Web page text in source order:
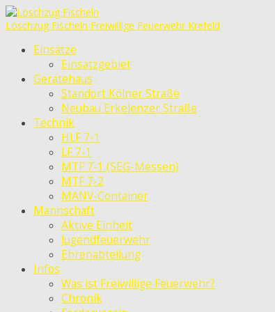
Löschzug Fischeln Freiwillige Feuerwehr Krefeld
Einsätze
Einsatzgebiet
Gerätehaus
Standort Kölner Straße
Neubau Erkelenzer Straße
Technik
HLF 7-1
LF 7-1
MTF 7-1 (SEG-Messen)
MTF 7-2
MANV-Container
Mannschaft
Aktive Einheit
Jugendfeuerwehr
Ehrenabteilung
Infos
Was ist Freiwillige Feuerwehr?
Chronik